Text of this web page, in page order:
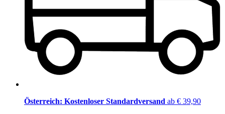
Österreich: Kostenloser Standardversand ab € 39,90